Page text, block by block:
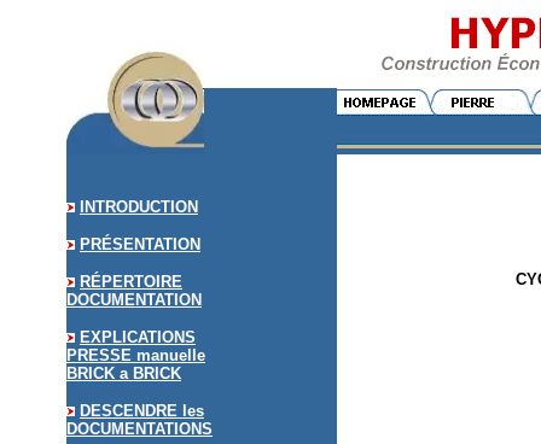
INTRODUCTION
PRÉSENTATION
RÉPERTOIRE
DOCUMENTATION
EXPLICATIONS
PRESSE manuelle
BRICK a BRICK
DESCENDRE les
DOCUMENTATIONS